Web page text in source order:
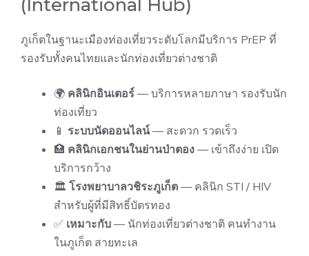
(International Hub)
ภูเก็ตในฐานะเมืองท่องเที่ยวระดับโลกมีบริการ PrEP ที่
รองรับทั้งคนไทยและนักท่องเที่ยวต่างชาติ
🌍 คลินิกอินเตอร์ — บริการหลายภาษา รองรับนัก
ท่องเที่ยว
📱 ระบบนัดออนไลน์— สะดวก รวดเร็ว
🏥 คลินิกเอกชนในย่านป่าตอง — เข้าถึงง่าย เปิด
บริการกว้าง
🏛 โรงพยาบาลวชิระภูเก็ต — คลินิก STI / HIV
สำหรับผู้ที่มีสิทธิ์บัตรทอง
✅ เหมาะกับ — นักท่องเที่ยวต่างชาติ คนทำงาน
ในภูเก็ต สายทะเล